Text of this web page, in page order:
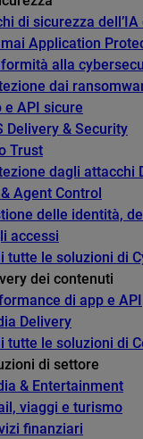
di sicurezza
Application
alla
dai
e API sicure
Delivery & Security
Trust
dagli attacchi
Agent Control
delle identità,
accessi
tutte le soluzioni di
dei contenuti
di app e API
Delivery
tutte le soluzioni di
di settore
& Entertainment
viaggi e turismo
finanziari